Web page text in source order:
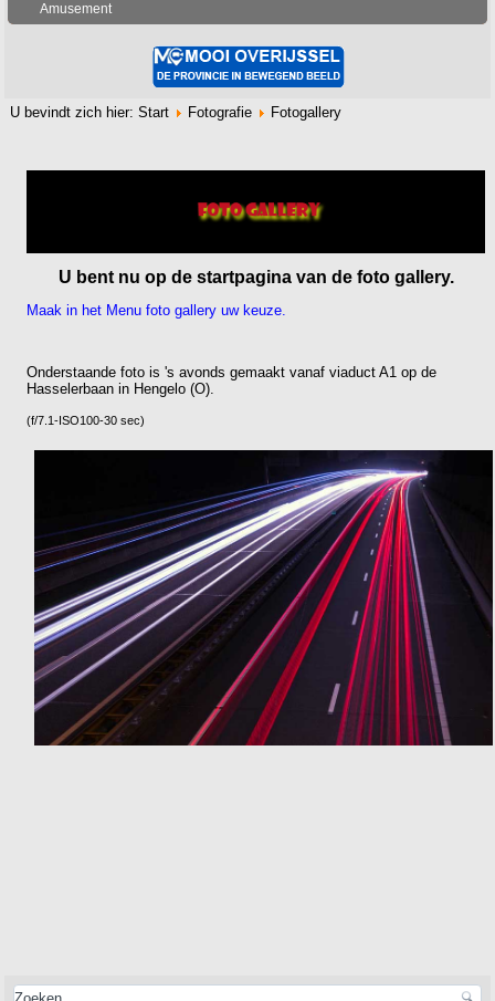
Amusement
U bevindt zich hier:Start Fotografie Fotogallery
U bent nu op de startpagina van de foto gallery.
Maak in het Menu foto gallery uw keuze.
Onderstaande foto is 's avonds gemaakt vanaf viaduct A1 op de
Hasselerbaan in Hengelo (O).
(f/7.1-ISO100-30 sec)